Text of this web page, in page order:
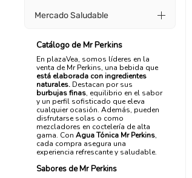
Mercado Saludable
Catálogo de Mr Perkins
En plazaVea, somos líderes en la
venta de Mr Perkins, una bebida que
está elaborada con ingredientes
naturales. Destacan por sus
burbujas finas, equilibrio en el sabor
y un perfil sofisticado que eleva
cualquier ocasión. Además, pueden
disfrutarse solas o como
mezcladores en coctelería de alta
gama. ConAgua Tónica Mr Perkins,
cada compra asegura una
experiencia refrescante y saludable.
Sabores de Mr Perkins